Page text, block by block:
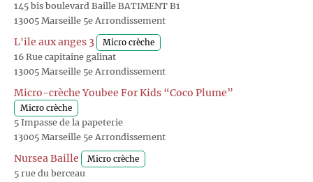
145 bis boulevard Baille BATIMENT B1
13005 Marseille 5e Arrondissement
L'ile aux anges 3 Micro crèche
16 Rue capitaine galinat
13005 Marseille 5e Arrondissement
Micro-crèche Youbee For Kids “Coco Plume”
Micro crèche
5 Impasse de la papeterie
13005 Marseille 5e Arrondissement
Nursea Baille Micro crèche
5 rue du berceau